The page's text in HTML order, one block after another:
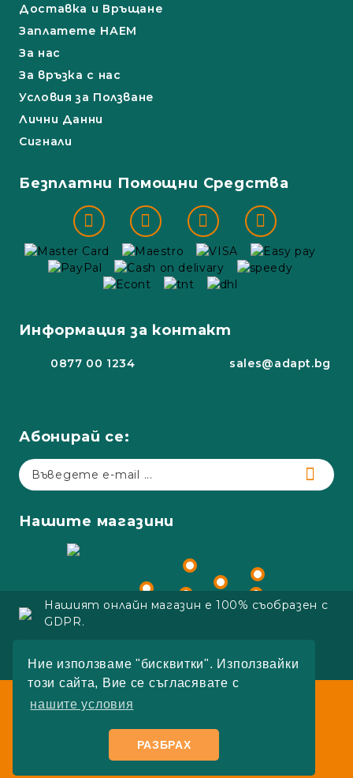
Ние използваме "бисквитки". Използвайки
този сайта, Вие се съгласявате с
нашите условия
РАЗБРАХ
Доставка и Връщане
Заплатете НАЕМ
За нас
За връзка с нас
Условия за Ползване
Лични Данни
Сигнали
Безплатни Помощни Средства
Информация за контакт
0877 00 1234 sales@adapt.bg
Абонирай се:
Нашите магазини
Нашият онлайн магазин е 100% съобразен с
GDPR.
Онлайн магазин от SELITON
Работно време:
Пон.-Пет.: 09:00 - 18:00
Събота: 10:00 - 16:00
Неделя: Почивен ден